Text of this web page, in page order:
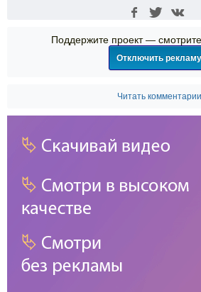
Поддержите проект —
Отключить рекламу
Читать комментарии